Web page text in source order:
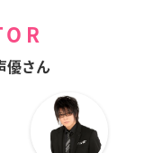
優さん